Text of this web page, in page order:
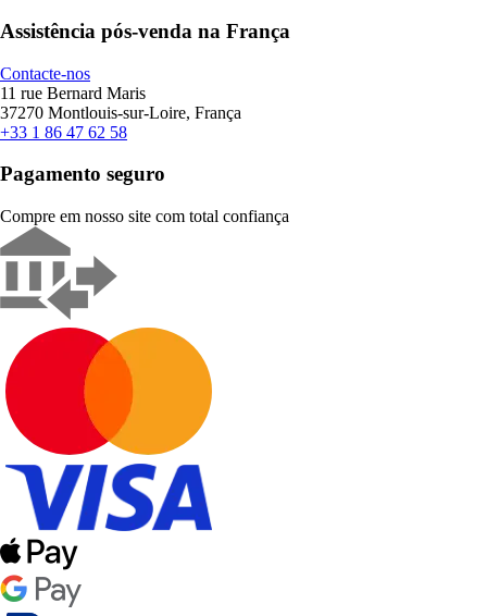
Assistência pós-venda na França
Contacte-nos
11 rue Bernard Maris
37270 Montlouis-sur-Loire, França
+33 1 86 47 62 58
Pagamento seguro
Compre em nosso site com total confiança